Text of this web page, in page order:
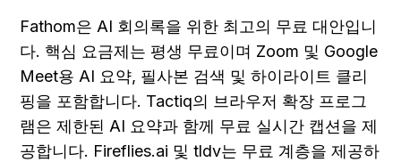
Fathom은 AI 회의록을 위한 최고의 무료 대안입니
다. 핵심 요금제는 평생 무료이며 Zoom 및 Google
Meet용 AI 요약, 필사본 검색 및 하이라이트 클리
핑을 포함합니다. Tactiq의 브라우저 확장 프로그
램은 제한된 AI 요약과 함께 무료 실시간 캡션을 제
공합니다. Fireflies.ai 및 tldv는 무료 계층을 제공하